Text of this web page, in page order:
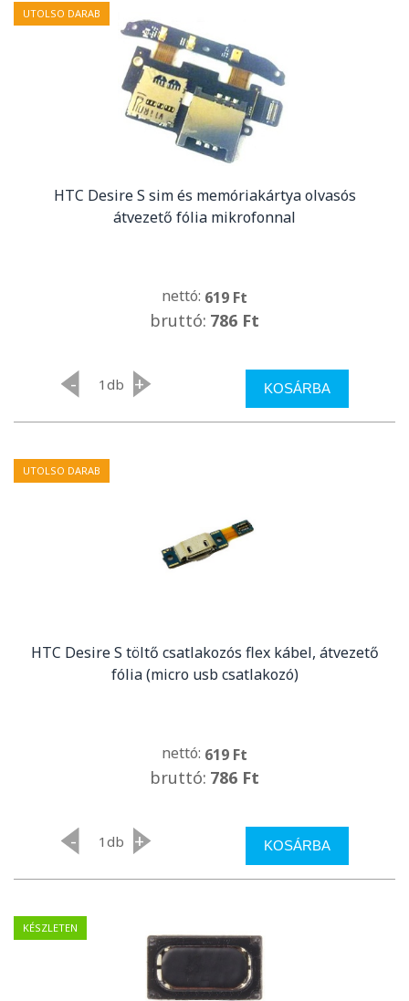
UTOLSO DARAB
HTC Desire S sim és memóriakártya olvasós
átvezető fólia mikrofonnal
nettó: 619 Ft
bruttó: 786 Ft
- db + KOSÁRBA
UTOLSO DARAB
HTC Desire S töltő csatlakozós flex kábel, átvezető
fólia (micro usb csatlakozó)
nettó: 619 Ft
bruttó: 786 Ft
- db + KOSÁRBA
KÉSZLETEN